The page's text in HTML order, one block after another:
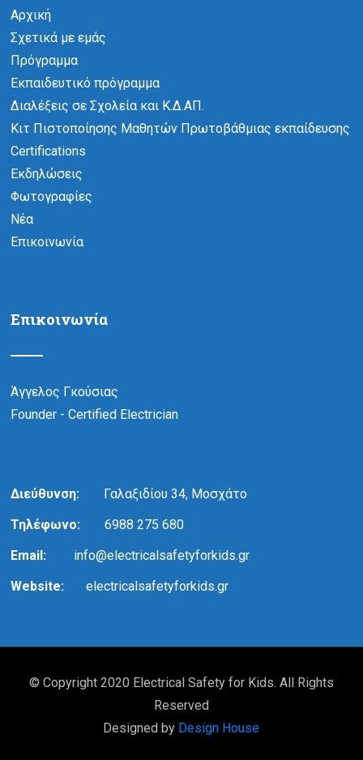
Αρχική
Σχετικά με εμάς
Πρόγραμμα
Εκπαιδευτικό πρόγραμμα
Διαλέξεις σε Σχολεία και Κ.Δ.ΑΠ.
Κιτ Πιστοποίησης Μαθητών Πρωτοβάθμιας εκπαίδευσης
Certifications
Εκδηλώσεις
Φωτογραφίες
Νέα
Επικοινωνία
Επικοινωνία
Άγγελος Γκούσιας
Founder - Certified Electrician
Διεύθυνση:
Γαλαξιδίου 34, Μοσχάτο
Τηλέφωνο:
6988 275 680
Email:
info@electricalsafetyforkids.gr
Website:
electricalsafetyforkids.gr
© Copyright 2020 Electrical Safety for Kids. All Rights
Reserved
Designed by Design House